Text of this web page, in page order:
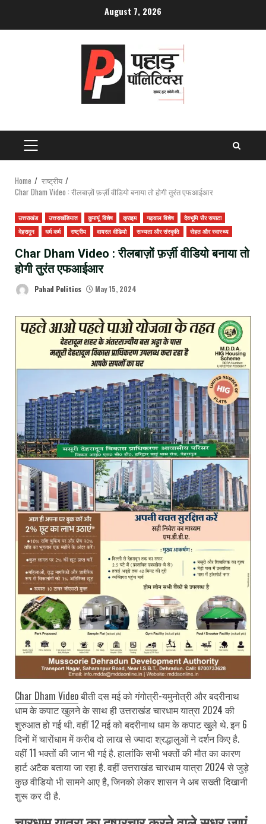
August 7, 2026
PRIMARY
MENU
Home
राष्ट्रीय
Char Dham Video : रीलबाज़ों फ़र्ज़ी वीडियो बनाया तो होगी तुरंत एफआईआर
उत्तराखंड उत्तराखंडियात कुमायूं विशेष क्राइम गढ़वाल विशेष
देवभूमि सैर सपाटा
देहरादून
धर्म कर्म राष्ट्रीय वायरल वीडियो सभ्यता और संस्कृति सेहत और स्वास्थ्य
Char Dham Video : रीलबाज़ों फ़र्ज़ी वीडियो बनाया तो
होगी तुरंत एफआईआर
Pahad Politics May 15, 2024
Char Dham Videoबीती दस मई को गंगोत्री-यमुनोत्री और बदरीनाथ
धाम के कपाट खुलने के साथ ही उत्तराखंड चारधाम यात्रा 2024 की
शुरुआत हो गई थी. वहीं 12 मई को बदरीनाथ धाम के कपाट खुले थे. इन 6
दिनों में चारोंधाम में करीब दो लाख से ज्यादा श्रद्धालुओं ने दर्शन किए है.
वहीं 11 भक्तों की जान भी गई है. हालांकि सभी भक्तों की मौत का कारण
हार्ट अटैक बताया जा रहा है. वहीं उत्तराखंड चारधाम यात्रा 2024 से जुड़े
कुछ वीडियो भी सामने आए है, जिनको लेकर शासन ने अब सख्ती दिखानी
शुरू कर दी है.